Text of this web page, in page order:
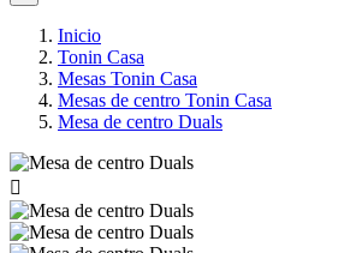
Inicio
Tonin Casa
Mesas Tonin Casa
Mesas de centro Tonin Casa
Mesa de centro Duals
